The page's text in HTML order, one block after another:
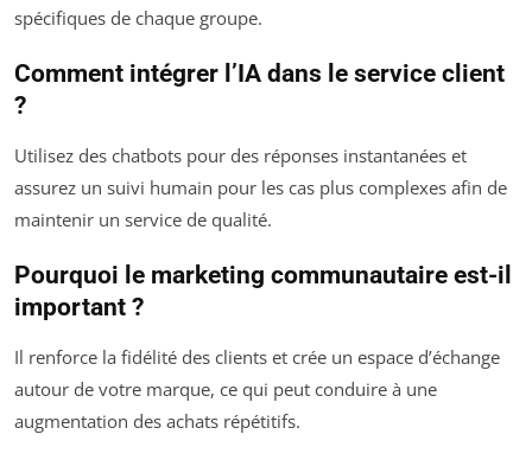
spécifiques de chaque groupe.
Comment intégrer l’IA dans le service client
?
Utilisez des chatbots pour des réponses instantanées et
assurez un suivi humain pour les cas plus complexes afin de
maintenir un service de qualité.
Pourquoi le marketing communautaire est-il
important ?
Il renforce la fidélité des clients et crée un espace d’échange
autour de votre marque, ce qui peut conduire à une
augmentation des achats répétitifs.